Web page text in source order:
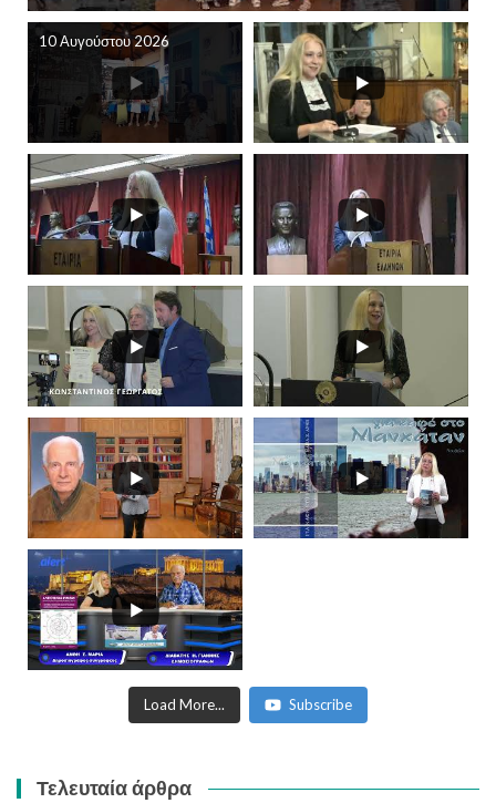
10 Αυγούστου 2026
Load More... Subscribe
Τελευταία άρθρα